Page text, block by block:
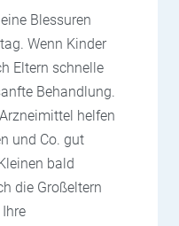
Blessuren
Wenn Kinder
Eltern schnelle
Behandlung.
helfen
und Co. gut
bald
die Großeltern